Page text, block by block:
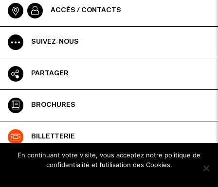
ACCÈS / CONTACTS
SUIVEZ-NOUS
PARTAGER
BROCHURES
BILLETTERIE
ESPACE PRO
En continuant votre visite, vous acceptez notre politique de
confidentialité et l’utilisation des Cookies.